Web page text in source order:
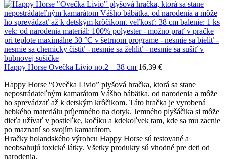
Happy Horse Ovečka Livio no.2 – 38 cm 16,39 €
Happy Horse “Ovečka Livio” plyšová hračka, ktorá sa stane
nepostrádateľným kamarátom Vášho bábätka. od narodenia a môže
ho sprevádzať až k detským krôčikom. Táto hračka je vyrobená
hebkého materiálu príjemného na dotyk. Jemného plyšáčika si môže
dieťa užívať v postieľke, kočíku a kdekoľvek tam, kde sa mu zacnie
po maznaní so svojím kamarátom.
Hračky holandského výrobcu Happy Horse sú testované a
neobsahujú toxické látky. Všetky produkty sú vhodné pre deti od
narodenia.